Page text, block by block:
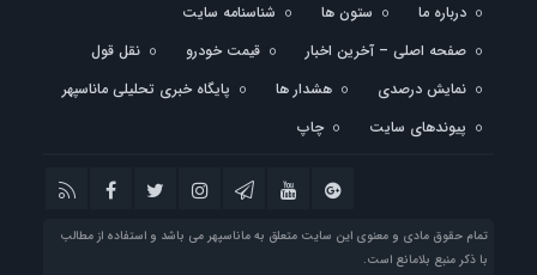
درباره ما
ستون ها
شناسنامه سایت
صفحه اصلی – آخرین اخبار
قیمت خودرو
نقل قول
نمایش درصدی
هشدار ها
پایگاه خبری تحلیلی ماناسپهر
پیوندهای سایت
چاپ
تمام حقوق مادی و معنوی این سایت متعلق به ماناسپهر می باشد و استفاده از مطالب
با ذکر منبع بلامانع است.